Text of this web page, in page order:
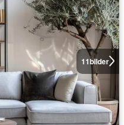
11bilder